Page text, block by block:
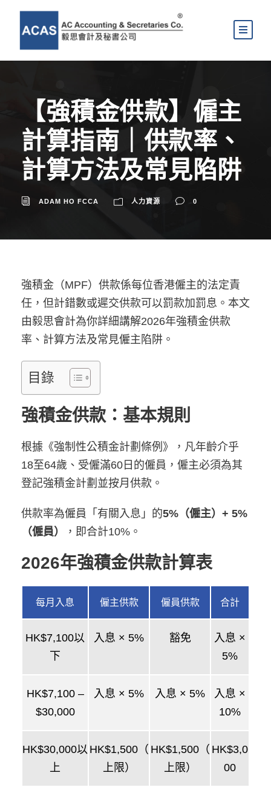
【強積金供款】僱主
計算指南｜供款率、
計算方法及常見陷阱
ADAM HO FCCA 人力資源 0
強積金（MPF）供款係每位香港僱主的法定責
任，但計錯數或遲交供款可以罰款加罰息。本文
由毅思會計為你詳細講解2026年強積金供款
率、計算方法及常見僱主陷阱。
目錄
強積金供款：基本規則
根據《強制性公積金計劃條例》，凡年齡介乎
18至64歲、受僱滿60日的僱員，僱主必須為其
登記強積金計劃並按月供款。
供款率為僱員「有關入息」的5%（僱主）+ 5%
（僱員）
，即合計10%。
2026年強積金供款計算表
每月入息 僱主供款 僱員供款 合計
HK$7,100以
下
入息 × 5% 豁免
入息 ×
5%
HK$7,100 –
$30,000
入息 × 5% 入息 × 5%
入息 ×
10%
HK$30,000以
上
HK$1,500（
上限）
HK$1,500（
上限）
HK$3,0
00